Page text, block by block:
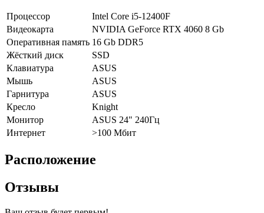
Процессор
Intel Core i5-12400F
Видеокарта
NVIDIA GeForce RTX 4060 8 Gb
Оперативная память 16 Gb DDR5
Жёсткий диск
SSD
Клавиатура
ASUS
Мышь
ASUS
Гарнитура
ASUS
Кресло
Knight
Монитор
ASUS 24" 240Гц
Интернет
>100 Мбит
Расположение
Отзывы